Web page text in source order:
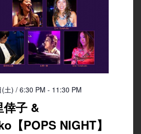
土) / 6:30 PM - 11:30 PM
倖子 &
【POPS NIGHT】